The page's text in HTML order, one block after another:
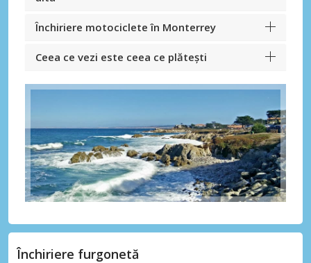
Închiriere motociclete în Monterrey
Ceea ce vezi este ceea ce plătești
Închiriere furgonetă